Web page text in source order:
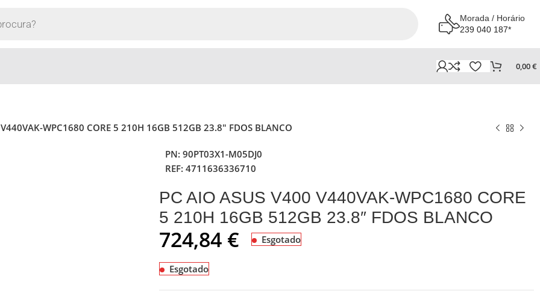
Morada / Horário
239 040 187*
0,00€
WPC1680 CORE 5 210H 16GB 512GB 23.8″ FDOS BLANCO
PN: 90PT03X1-M05DJ0
REF: 4711636336710
PC AIO ASUS V400 V440VAK-WPC1680 CORE
5 210H 16GB 512GB 23.8″ FDOS BLANCO
724,84 € Esgotado
Esgotado